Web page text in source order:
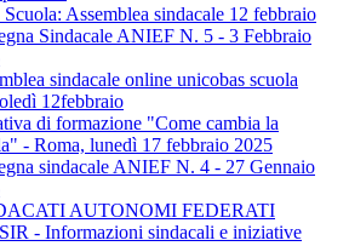
Assemblea sindacale 12 febbraio
Sindacale ANIEF N. 5 - 3 Febbraio
sindacale online unicobas scuola
12febbraio
di formazione "Come cambia la
- Roma, lunedì 17 febbraio 2025
sindacale ANIEF N. 4 - 27 Gennaio
AUTONOMI FEDERATI
- Informazioni sindacali e iniziative